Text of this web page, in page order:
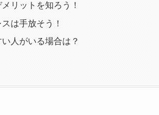
リットを知ろう！
は手放そう！
人がいる場合は？